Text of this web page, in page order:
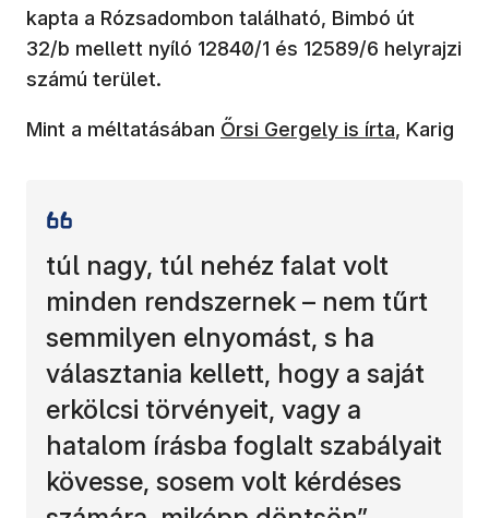
kapta a Rózsadombon található, Bimbó út
32/b mellett nyíló 12840/1 és 12589/6 helyrajzi
számú terület.
Mint a méltatásában (új ablakban nyílik meg)
Őrsi Gergely is írta, Karig
túl nagy, túl nehéz falat volt
minden rendszernek – nem tűrt
semmilyen elnyomást, s ha
választania kellett, hogy a saját
erkölcsi törvényeit, vagy a
hatalom írásba foglalt szabályait
kövesse, sosem volt kérdéses